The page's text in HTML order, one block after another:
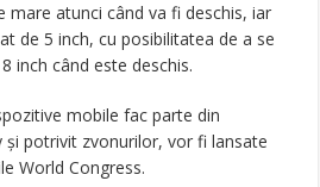
mare atunci când va fi deschis, iar
de 5 inch, cu posibilitatea de a se
inch când este deschis.
mobile fac parte din
și potrivit zvonurilor, vor fi lansate
World Congress.